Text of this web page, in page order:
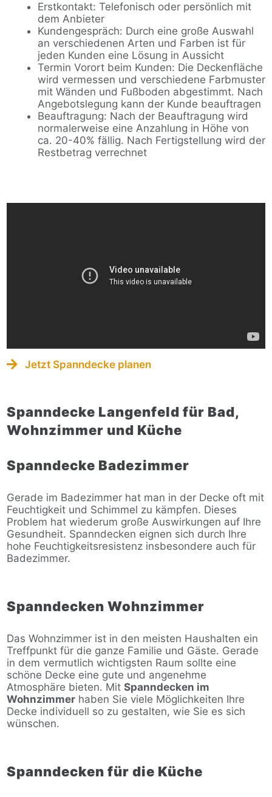
Erstkontakt: Telefonisch oder persönlich mit
dem Anbieter
Kundengespräch: Durch eine große Auswahl
an verschiedenen Arten und Farben ist für
jeden Kunden eine Lösung in Aussicht
Termin Vorort beim Kunden: Die Deckenfläche
wird vermessen und verschiedene Farbmuster
mit Wänden und Fußboden abgestimmt. Nach
Angebotslegung kann der Kunde beauftragen
Beauftragung: Nach der Beauftragung wird
normalerweise eine Anzahlung in Höhe von
ca. 20-40% fällig. Nach Fertigstellung wird der
Restbetrag verrechnet
Jetzt Spanndecke planen
Spanndecke Langenfeld für Bad,
Wohnzimmer und Küche
Spanndecke Badezimmer
Gerade im Badezimmer hat man in der Decke oft mit
Feuchtigkeit und Schimmel zu kämpfen. Dieses
Problem hat wiederum große Auswirkungen auf Ihre
Gesundheit. Spanndecken eignen sich durch Ihre
hohe Feuchtigkeitsresistenz insbesondere auch für
Badezimmer.
Spanndecken Wohnzimmer
Das Wohnzimmer ist in den meisten Haushalten ein
Treffpunkt für die ganze Familie und Gäste. Gerade
in dem vermutlich wichtigsten Raum sollte eine
schöne Decke eine gute und angenehme
Atmosphäre bieten. Mit Spanndecken im
Wohnzimmer haben Sie viele Möglichkeiten Ihre
Decke individuell so zu gestalten, wie Sie es sich
wünschen.
Spanndecken für die Küche